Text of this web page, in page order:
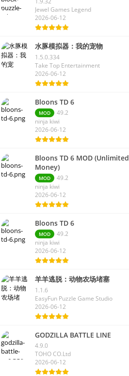
Jewel Games Legend
2026-06-12
水豚模拟器：我的宠物
1.5.0.334
Take Top Entertainment
2026-06-12
Bloons TD 6
MOD
49.2
ninja kiwi
2026-06-12
Bloons TD 6 MOD (Unlimited
Money)
MOD
49.2
ninja kiwi
2026-06-12
Bloons TD 6
MOD
49.2
ninja kiwi
2026-06-12
羊羊逃脱：动物农场堵塞
1.1.6
EasyFun Puzzle Game Studio
2026-06-12
GODZILLA BATTLE LINE
4.9.0
TOHO CO.Ltd
2026-06-12